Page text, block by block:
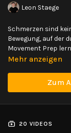
Leon Staege
Schmerzen sind
Bewegung, auf der du
Movement Prep
und Begrenzungen
Denn Schmerzen
verstehen und
Mehr anzeigen
Zum
20 VIDEOS